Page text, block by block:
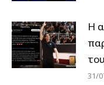
Η
31/